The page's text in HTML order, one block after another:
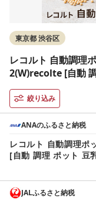
東京都 渋谷区
レコルト 自動調理
2(W)recolte [自動
ープ 料理 キッチン
絞り込み
ANAのふるさと納税
レコルト 自動調理
[自動 調理 ポット 豆
JALふるさと納税